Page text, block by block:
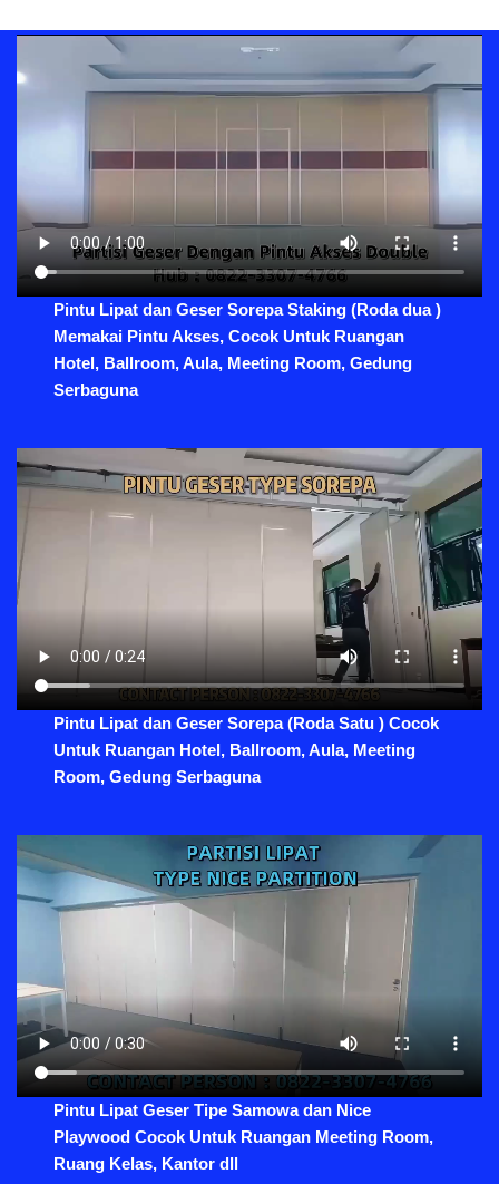
Pintu Lipat dan Geser Sorepa Staking (Roda dua )
Memakai Pintu Akses, Cocok Untuk Ruangan
Hotel, Ballroom, Aula, Meeting Room, Gedung
Serbaguna
Pintu Lipat dan Geser Sorepa (Roda Satu ) Cocok
Untuk Ruangan Hotel, Ballroom, Aula, Meeting
Room, Gedung Serbaguna
Pintu Lipat Geser Tipe Samowa dan Nice
Playwood Cocok Untuk Ruangan Meeting Room,
Ruang Kelas, Kantor dll